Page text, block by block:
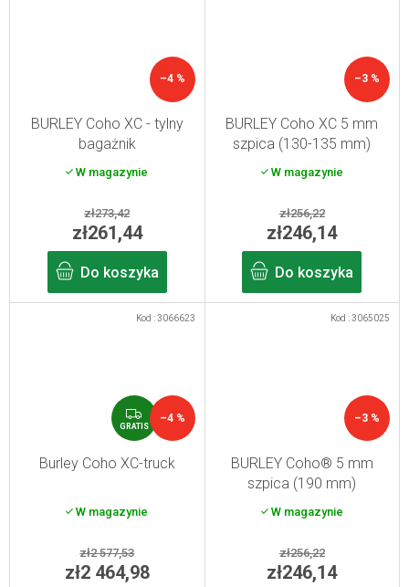
–4 %
BURLEY Coho XC - tylny
bagażnik
W magazynie
zł273,42
zł261,44
Do koszyka
–3 %
BURLEY Coho XC 5 mm
szpica (130-135 mm)
W magazynie
zł256,22
zł246,14
Do koszyka
G
R
A
T
GRATIS
–4 %
Burley Coho XC-truck
W magazynie
zł2 577,53
zł2 464,98
Kod :3066623
–3 %
BURLEY Coho® 5 mm
szpica (190 mm)
W magazynie
zł256,22
zł246,14
Kod :3065025